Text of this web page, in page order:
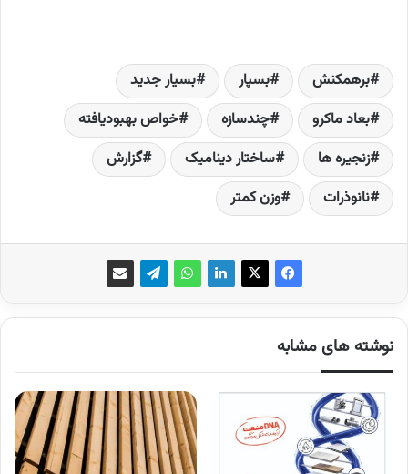
برهمکنش بسپار
بسیار جدید
بعاد ماکرو
چندسازه
خواص بهبودیافته
زنجیره ها
ساختار دینامیک
گزارش
نانوذرات
وزن کمتر
نوشته های مشابه